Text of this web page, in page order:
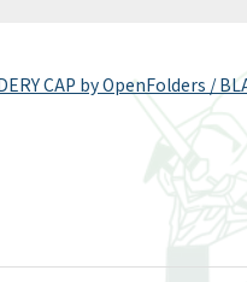
CAP by OpenFolders /